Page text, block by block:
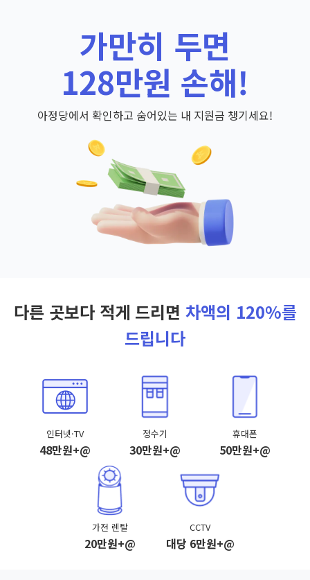
가만히 두면
128만원 손해!
아정당에서 확인하고 숨어있는 내 지원금 챙기세요!
다른 곳보다 적게 드리면 차액의 120%를
드립니다
인터넷·TV
48만원+@
정수기
30만원+@
휴대폰
50만원+@
가전 렌탈
20만원+@
CCTV
대당 6만원+@